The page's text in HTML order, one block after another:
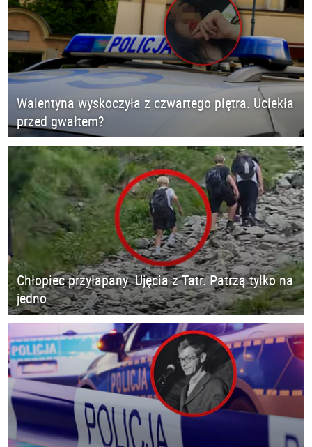
Walentyna wyskoczyła z czwartego piętra. Uciekła
przed gwałtem?
Chłopiec przyłapany. Ujęcia z Tatr. Patrzą tylko na
jedno